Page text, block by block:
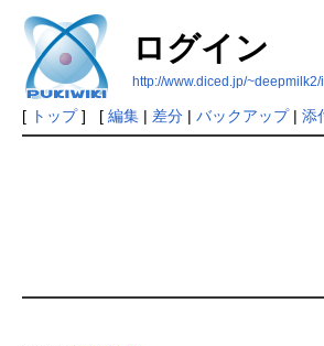
ログイン
http://www.diced.jp/
[ トップ] [ 編集| 差分| バックアップ| 添